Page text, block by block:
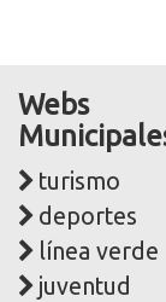
Webs
turismo
deportes
línea verde
juventud